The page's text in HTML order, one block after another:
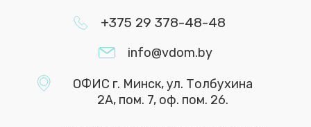
+375 29 378-48-48
info@vdom.by
ОФИС г. Минск, ул. Толбухина
2А, пом. 7, оф. пом. 26.